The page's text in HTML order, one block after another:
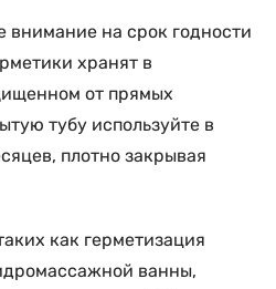
внимание на срок годности
хранят в
от прямых
тубу используйте в
плотно закрывая
как герметизация
ванны,